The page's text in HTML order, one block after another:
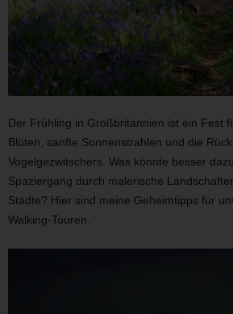
Der Frühling in Großbritannien ist ein Fest
Blüten, sanfte Sonnenstrahlen und die
Vogelgezwitschers. Was könnte besser
Spaziergang durch malerische
Städte? Hier sind meine Geheimtipps für
Walking-Touren.